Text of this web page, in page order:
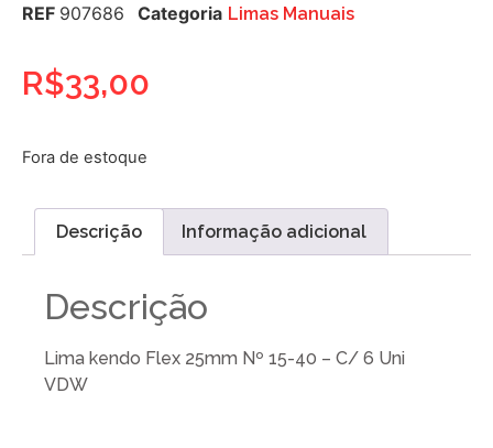
REF 907686 Categoria Limas Manuais
R$33,00
Fora de estoque
Descrição Informação adicional
Descrição
Lima kendo Flex 25mm Nº 15-40 – C/ 6 Uni
VDW